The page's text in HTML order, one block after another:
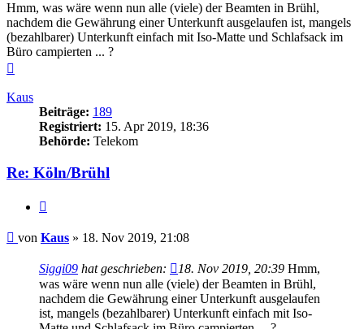
Hmm, was wäre wenn nun alle (viele) der Beamten in Brühl,
nachdem die Gewährung einer Unterkunft ausgelaufen ist, mangels
(bezahlbarer) Unterkunft einfach mit Iso-Matte und Schlafsack im
Büro campierten ... ?
Kaus
Beiträge: 189
Registriert: 15. Apr 2019, 18:36
Behörde: Telekom
Re: Köln/Brühl
Beitrag
von Kaus » 18. Nov 2019, 21:08
Siggi09 hat geschrieben: 18. Nov 2019, 20:39 Hmm,
was wäre wenn nun alle (viele) der Beamten in Brühl,
nachdem die Gewährung einer Unterkunft ausgelaufen
ist, mangels (bezahlbarer) Unterkunft einfach mit Iso-